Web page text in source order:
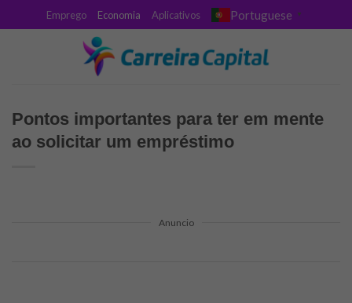
to
Emprego Economia Aplicativos Portuguese ▼
Pontos importantes para ter em mente
ao solicitar um empréstimo
Anuncio